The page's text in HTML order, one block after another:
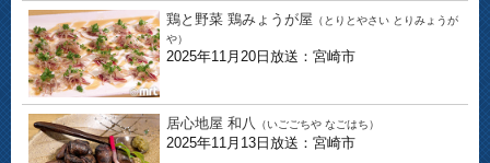
鶏と野菜 鶏みょうが屋 （とりとやさい とりみょうが
や）
2025年11月20日放送：宮崎市
居心地屋 和八 （いごごちや なごはち）
2025年11月13日放送：宮崎市